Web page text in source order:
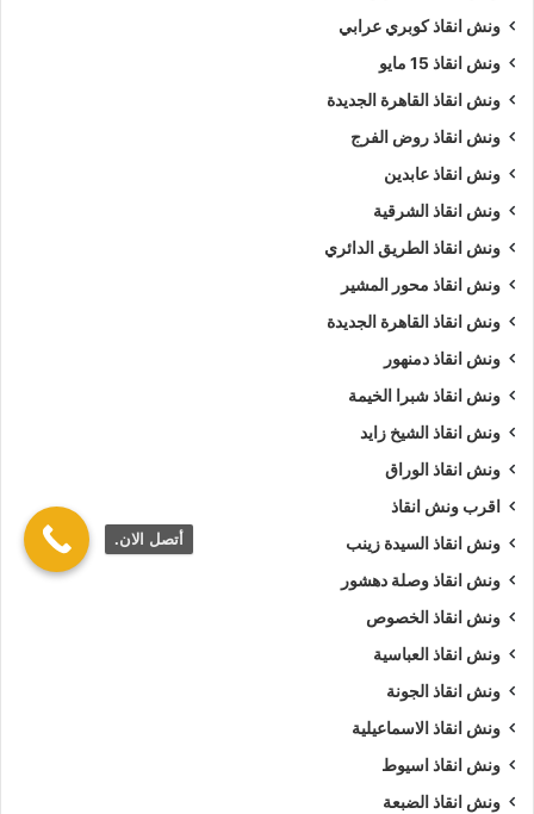
ونش انقاذ كوبري عرابي
ونش انقاذ 15 مايو
ونش انقاذ القاهرة الجديدة
ونش انقاذ روض الفرج
ونش انقاذ عابدين
ونش انقاذ الشرقية
ونش انقاذ الطريق الدائري
ونش انقاذ محور المشير
ونش انقاذ القاهرة الجديدة
ونش انقاذ دمنهور
ونش انقاذ شبرا الخيمة
ونش انقاذ الشيخ زايد
ونش انقاذ الوراق
اقرب ونش انقاذ
ونش انقاذ السيدة زينب
ونش انقاذ وصلة دهشور
ونش انقاذ الخصوص
ونش انقاذ العباسية
ونش انقاذ الجونة
ونش انقاذ الاسماعيلية
ونش انقاذ اسيوط
ونش انقاذ الضبعة
أتصل الان.